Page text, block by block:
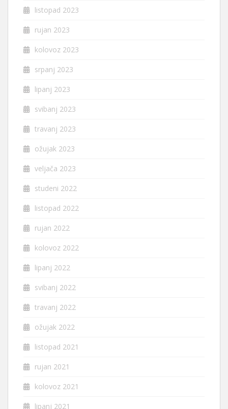
listopad 2023
rujan 2023
kolovoz 2023
srpanj 2023
lipanj 2023
svibanj 2023
travanj 2023
ožujak 2023
veljača 2023
studeni 2022
listopad 2022
rujan 2022
kolovoz 2022
lipanj 2022
svibanj 2022
travanj 2022
ožujak 2022
listopad 2021
rujan 2021
kolovoz 2021
lipanj 2021